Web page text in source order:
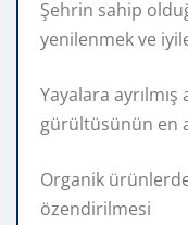
Şehrin sahip
yenilenmek ve
Yayalara
gürültüsünün en
Organik
özendirilmesi